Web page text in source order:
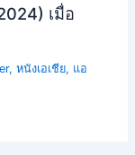
เมื่อ
,หนังเอเชีย, แอ